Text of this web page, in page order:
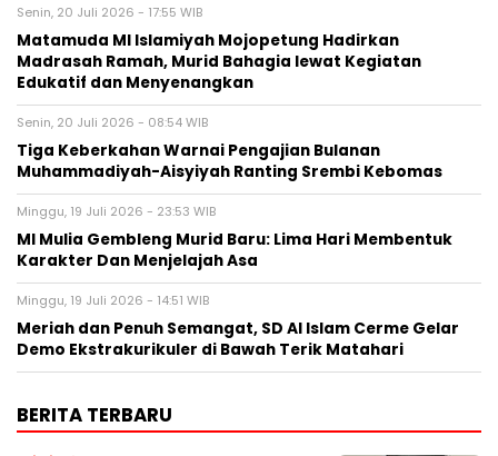
Senin, 20 Juli 2026 - 17:55 WIB
Matamuda MI Islamiyah Mojopetung Hadirkan
Madrasah Ramah, Murid Bahagia lewat Kegiatan
Edukatif dan Menyenangkan
Senin, 20 Juli 2026 - 08:54 WIB
Tiga Keberkahan Warnai Pengajian Bulanan
Muhammadiyah-Aisyiyah Ranting Srembi Kebomas
Minggu, 19 Juli 2026 - 23:53 WIB
MI Mulia Gembleng Murid Baru: Lima Hari Membentuk
Karakter Dan Menjelajah Asa
Minggu, 19 Juli 2026 - 14:51 WIB
Meriah dan Penuh Semangat, SD Al Islam Cerme Gelar
Demo Ekstrakurikuler di Bawah Terik Matahari
BERITA TERBARU